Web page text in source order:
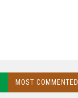
MOST COMMENTED